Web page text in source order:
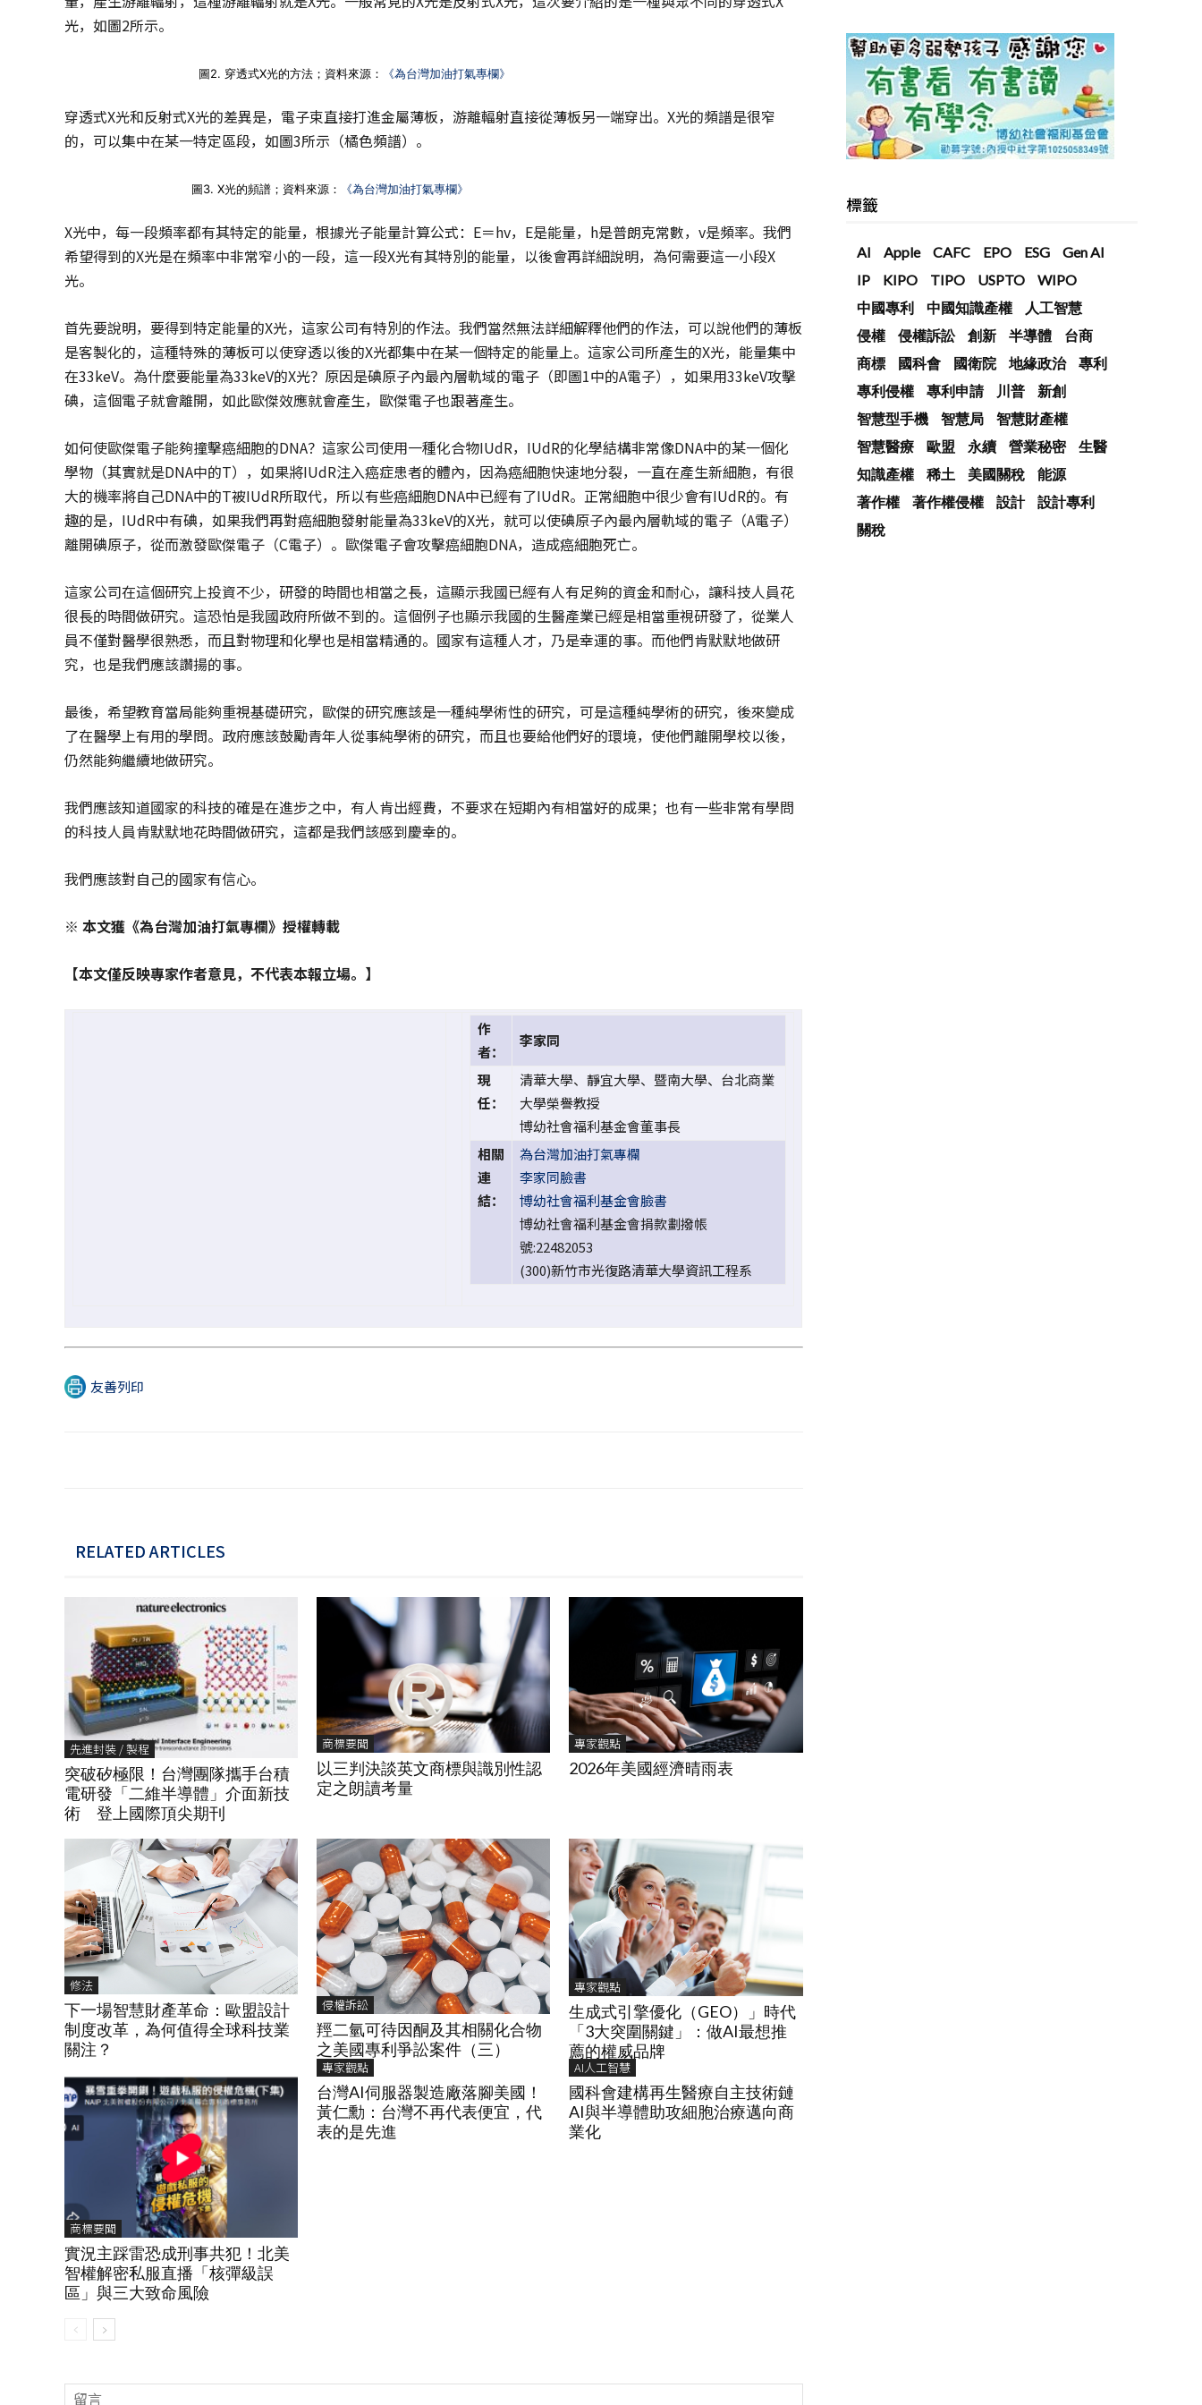
光，如圖2所示。
圖2. 穿透式X光的方法；資料來源： 《為台灣加油打氣專欄》
穿透式X光和反射式X光的差異是，電子束直接打進金屬薄板，游離輻射直接從薄板另一端穿出。X光的頻譜是很窄
的，可以集中在某一特定區段，如圖3所示（橘色頻譜）。
圖3. X光的頻譜；資料來源： 《為台灣加油打氣專欄》
X光中，每一段頻率都有其特定的能量，根據光子能量計算公式：E＝hv，E是能量，h是普朗克常數，v是頻率。我們
希望得到的X光是在頻率中非常窄小的一段，這一段X光有其特別的能量，以後會再詳細說明，為何需要這一小段X
光。
首先要說明，要得到特定能量的X光，這家公司有特別的作法。我們當然無法詳細解釋他們的作法，可以說他們的薄板
是客製化的，這種特殊的薄板可以使穿透以後的X光都集中在某一個特定的能量上。這家公司所產生的X光，能量集中
在33keV。為什麼要能量為33keV的X光？原因是碘原子內最內層軌域的電子（即圖1中的A電子），如果用33keV攻擊
碘，這個電子就會離開，如此歐傑效應就會產生，歐傑電子也跟著產生。
如何使歐傑電子能夠撞擊癌細胞的DNA？這家公司使用一種化合物IUdR，IUdR的化學結構非常像DNA中的某一個化
學物（其實就是DNA中的T），如果將IUdR注入癌症患者的體內，因為癌細胞快速地分裂，一直在產生新細胞，有很
大的機率將自己DNA中的T被IUdR所取代，所以有些癌細胞DNA中已經有了IUdR。正常細胞中很少會有IUdR的。有
趣的是，IUdR中有碘，如果我們再對癌細胞發射能量為33keV的X光，就可以使碘原子內最內層軌域的電子（A電子）
離開碘原子，從而激發歐傑電子（C電子）。歐傑電子會攻擊癌細胞DNA，造成癌細胞死亡。
這家公司在這個研究上投資不少，研發的時間也相當之長，這顯示我國已經有人有足夠的資金和耐心，讓科技人員花
很長的時間做研究。這恐怕是我國政府所做不到的。這個例子也顯示我國的生醫產業已經是相當重視研發了，從業人
員不僅對醫學很熟悉，而且對物理和化學也是相當精通的。國家有這種人才，乃是幸運的事。而他們肯默默地做研
究，也是我們應該讚揚的事。
最後，希望教育當局能夠重視基礎研究，歐傑的研究應該是一種純學術性的研究，可是這種純學術的研究，後來變成
了在醫學上有用的學問。政府應該鼓勵青年人從事純學術的研究，而且也要給他們好的環境，使他們離開學校以後，
仍然能夠繼續地做研究。
我們應該知道國家的科技的確是在進步之中，有人肯出經費，不要求在短期內有相當好的成果；也有一些非常有學問
的科技人員肯默默地花時間做研究，這都是我們該感到慶幸的。
我們應該對自己的國家有信心。
※ 本文獲《為台灣加油打氣專欄》授權轉載
【本文僅反映專家作者意見，不代表本報立場。】
作
者：
李家同
現
任：
清華大學、靜宜大學、暨南大學、台北商業
大學榮譽教授
博幼社會福利基金會董事長
相關
連
結：
為台灣加油打氣專欄
李家同臉書
博幼社會福利基金會臉書
博幼社會福利基金會捐款劃撥帳
號:22482053
(300)新竹市光復路清華大學資訊工程系
友善列印
RELATED ARTICLES
先進封裝 / 製程
突破矽極限！台灣團隊攜手台積
電研發「二維半導體」介面新技
術 登上國際頂尖期刊
商標要聞
以三判決談英文商標與識別性認
定之朗讀考量
專家觀點
2026年美國經濟晴雨表
修法
下一場智慧財產革命：歐盟設計
制度改革，為何值得全球科技業
關注？
侵權訴訟
羥二氫可待因酮及其相關化合物
之美國專利爭訟案件（三）
專家觀點
生成式引擎優化（GEO）」時代
「3大突圍關鍵」：做AI最想推
薦的權威品牌
商標要聞
實況主踩雷恐成刑事共犯！北美
智權解密私服直播「核彈級誤
區」與三大致命風險
專家觀點
台灣AI伺服器製造廠落腳美國！
黃仁勳：台灣不再代表便宜，代
表的是先進
AI人工智慧
國科會建構再生醫療自主技術鏈
AI與半導體助攻細胞治療邁向商
業化
標籤
AI Apple CAFC EPO ESG
Gen AI
IP
KIPO TIPO USPTO
WIPO
中國專利
中國知識產權
人工智慧
侵權
侵權訴訟 創新 半導體
台商
商標
國科會 國衛院 地緣政治
專利
專利侵權
專利申請 川普
新創
智慧型手機
智慧局
智慧財產權
智慧醫療
歐盟 永續 營業秘密
生醫
知識產權
稀土 美國關稅
能源
著作權
著作權侵權 設計
設計專利
關稅